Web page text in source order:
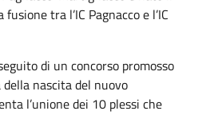
tra l’IC Pagnacco e l’IC
di un concorso promosso
nascita del nuovo
l’unione dei 10 plessi che